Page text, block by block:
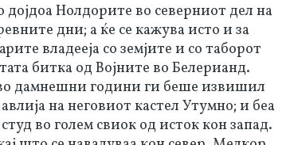
Нолдорите во северниот дел на
дни; а ќе се кажува исто и за
владееја со земјите и со таборот
битка од Војните во Белерианд.
дамнешни години ги беше извишил
нa неговиот кастел Утумно; и беа
во голем свиок од исток кон запад.